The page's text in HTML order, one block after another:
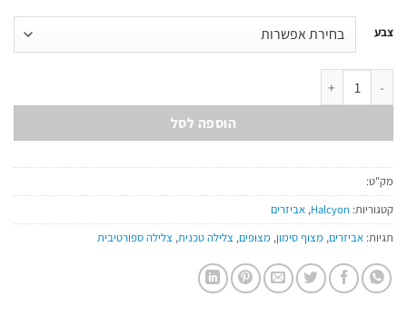
צבע
כמות של מצוף סימון ארוך - 1 מטר, סגור, עם ניפוח אוראלי
הוספה לסל
מק"ט:
קטגוריות: Halcyon
, אביזרים
תגיות: אביזרים, מצוף סימון, מצופים, צלילה טכנית, צלילה ספורטיבית